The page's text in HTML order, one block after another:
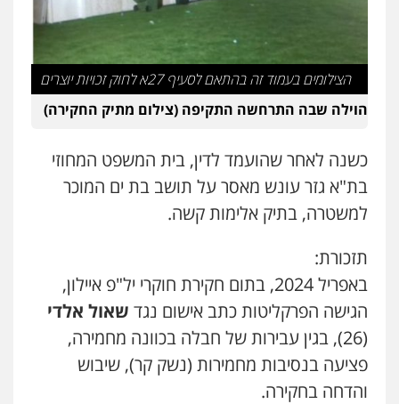
עו"ד שלי גורביץ – לוי
משפט פלילי פשיעה חמורה
וחקירות צבאי תעבורה
0544218336
משרד עורכי דין חן ברוך
0505078733
עו"ד קארין לגטיוי
משרד עורכי דין טאי שרקי
פלילי אסירים תעבורה מרב"ד
0547556464
הצילומים בעמוד זה בהתאם לסעיף 27א לחוק זכויות יוצרים
הוילה שבה התרחשה התקיפה (צילום מתיק החקירה)
כשנה לאחר שהועמד לדין, בית המשפט המחוזי
בת"א גזר עונש מאסר על תושב בת ים המוכר
למשטרה, בתיק אלימות קשה.
תזכורת:
באפריל 2024, בתום חקירת חוקרי יל"פ איילון,
הגישה הפרקליטות כתב אישום נגד שאול אלדי
(26), בגין עבירות של חבלה בכוונה מחמירה,
פציעה בנסיבות מחמירות (נשק קר), שיבוש
והדחה בחקירה.